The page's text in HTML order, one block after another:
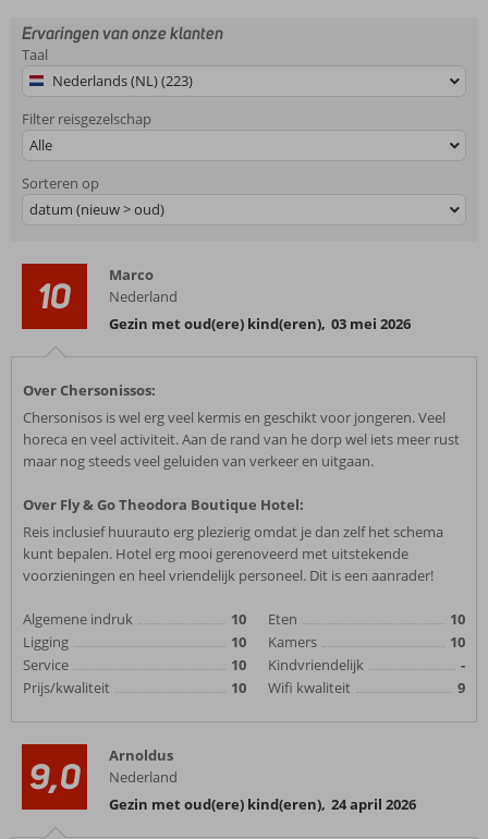
Ervaringen van onze klanten
Taal
Nederlands (NL) (223)
Filter reisgezelschap
Alle
Sorteren op
datum (nieuw > oud)
10
Marco
Nederland
Gezin met oud(ere) kind(eren), 03 mei 2026
Over Chersonissos:
Chersonisos is wel erg veel kermis en geschikt voor jongeren. Veel
horeca en veel activiteit. Aan de rand van he dorp wel iets meer rust
maar nog steeds veel geluiden van verkeer en uitgaan.
Over Fly & Go Theodora Boutique Hotel:
Reis inclusief huurauto erg plezierig omdat je dan zelf het schema
kunt bepalen. Hotel erg mooi gerenoveerd met uitstekende
voorzieningen en heel vriendelijk personeel. Dit is een aanrader!
Algemene indruk
10
Ligging
10
Service
10
Prijs/kwaliteit
10
Eten
10
Kamers
10
Kindvriendelijk
-
Wifi kwaliteit
9
9,0
Arnoldus
Nederland
Gezin met oud(ere) kind(eren), 24 april 2026